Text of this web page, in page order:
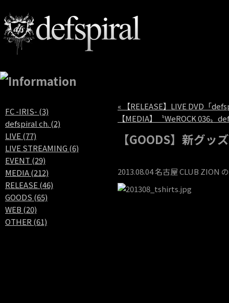
FC -IRIS- (3)
defspiral ch. (2)
LIVE (77)
LIVE STREAMING (6)
EVENT (29)
MEDIA (212)
RELEASE (46)
GOODS (65)
WEB (20)
OTHER (61)
« 【RELEASE】LIVE DVD「
【MEDIA】〝WeROCK 036〟
【GOODS】新グッ
2013.08.04 名古屋 CLUB ZION